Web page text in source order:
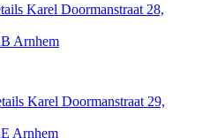
Karel Doormanstraat 28,
Arnhem
Karel Doormanstraat 29,
Arnhem